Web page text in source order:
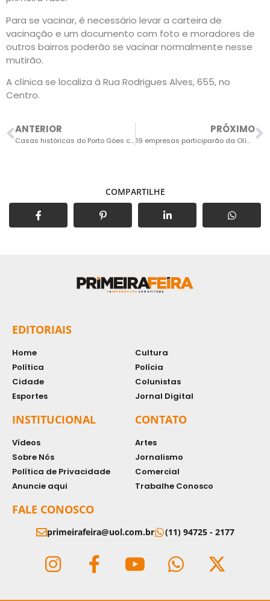
Para se vacinar, é necessário levar a carteira de
vacinação e um documento com foto e moradores de
outros bairros poderão se vacinar normalmente nesse
mutirão.
A clínica se localiza à Rua Rodrigues Alves, 655, no
Centro.
ANTERIOR
Casas históricas do Porto Góes começam a desaparecer lentamente do cenário urbano
PRÓXIMO
19 empresas participarão da Olímpiada do Trabalhador Saltense
COMPARTILHE
EDITORIAIS
Home
Política
Cidade
Esportes
Cultura
Polícia
Colunistas
Jornal Digital
INSTITUCIONAL
Vídeos
Sobre Nós
Política de Privacidade
Anuncie aqui
CONTATO
Artes
Jornalismo
Comercial
Trabalhe Conosco
FALE CONOSCO
primeirafeira@uol.com.br (11) 94725 - 2177